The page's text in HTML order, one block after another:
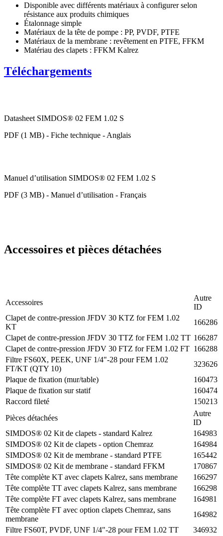
Disponible avec différents matériaux à configurer selon
résistance aux produits chimiques
Étalonnage simple
Matériaux de la tête de pompe : PP, PVDF, PTFE
Matériaux de la membrane : revêtement en PTFE, FFKM
Matériau des clapets : FFKM Kalrez
Téléchargements
Datasheet SIMDOS® 02 FEM 1.02 S
PDF (1 MB) - Fiche technique - Anglais
Manuel d’utilisation SIMDOS® 02 FEM 1.02 S
PDF (3 MB) - Manuel d’utilisation - Français
Accessoires et pièces détachées
Accessoires
Autre
ID
Clapet de contre-pression JFDV 30 KTZ for FEM 1.02
KT
166286
Clapet de contre-pression JFDV 30 TTZ for FEM 1.02 TT 166287
Clapet de contre-pression JFDV 30 FTZ for FEM 1.02 FT 166288
Filtre FS60X, PEEK, UNF 1/4"-28 pour FEM 1.02
FT/KT (QTY 10)
323626
Plaque de fixation (mur/table)
160473
Plaque de fixation sur statif
160474
Raccord fileté
150213
Pièces détachées
Autre
ID
SIMDOS® 02 Kit de clapets - standard Kalrez
164983
SIMDOS® 02 Kit de clapets - option Chemraz
164984
SIMDOS® 02 Kit de membrane - standard PTFE
165442
SIMDOS® 02 Kit de membrane - standard FFKM
170867
Tête complète KT avec clapets Kalrez, sans membrane
166297
Tête complète TT avec clapets Kalrez, sans membrane
166298
Tête complète FT avec clapets Kalrez, sans membrane
164981
Tête complète FT avec option clapets Chemraz, sans
membrane
164982
Filtre FS60T, PVDF, UNF 1/4"-28 pour FEM 1.02 TT
346932